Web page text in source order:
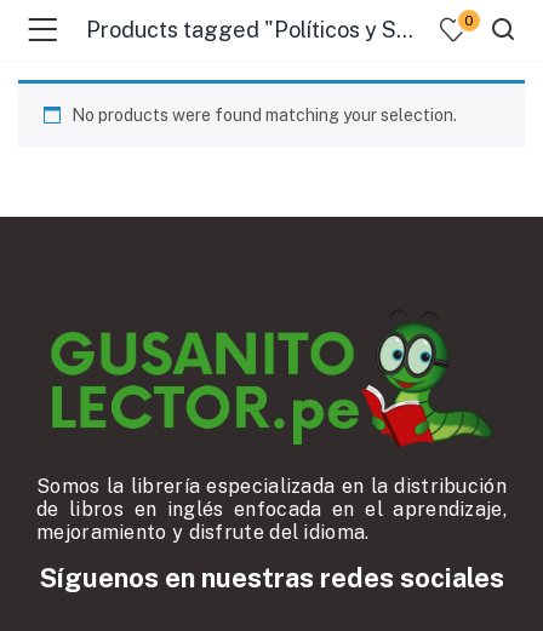
Products tagged "Políticos y Soldados" 0
No products were found matching your selection.
Somos la librería especializada en la distribución
de libros en inglés enfocada en el aprendizaje,
mejoramiento y disfrute del idioma.
Síguenos en nuestras redes sociales